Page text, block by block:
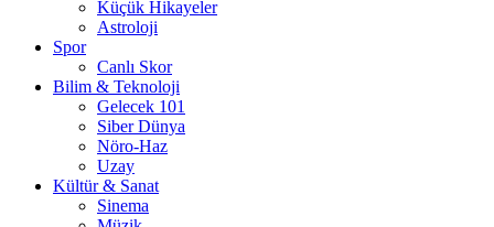
Küçük Hikayeler
Astroloji
Spor
Canlı Skor
Bilim & Teknoloji
Gelecek 101
Siber Dünya
Nöro-Haz
Uzay
Kültür & Sanat
Sinema